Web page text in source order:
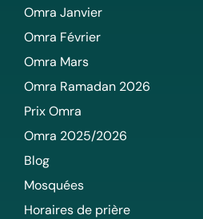
Omra Janvier
Omra Février
Omra Mars
Omra Ramadan 2026
Prix Omra
Omra 2025/2026
Blog
Mosquées
Horaires de prière